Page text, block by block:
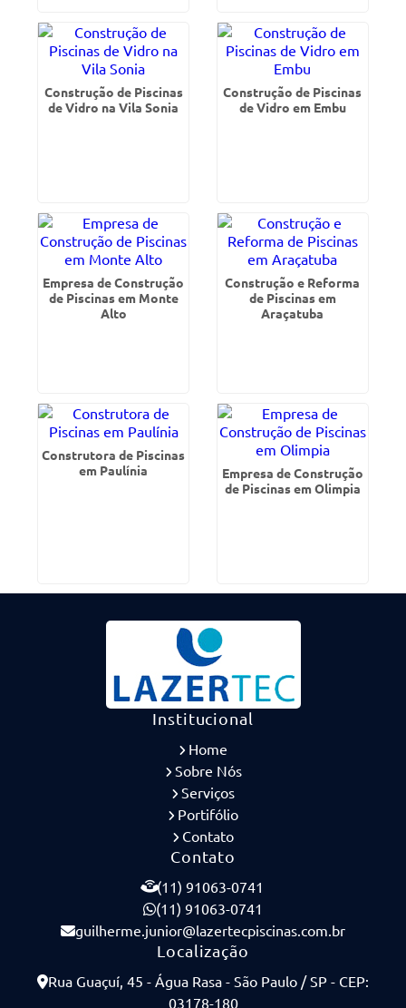
Construção de Piscinas
de Vidro na Vila Sonia
Construção de Piscinas
de Vidro em Embu
Empresa de Construção
de Piscinas em Monte
Alto
Construção e Reforma
de Piscinas em
Araçatuba
Construtora de Piscinas
em Paulínia
Empresa de Construção
de Piscinas em Olimpia
Institucional
Home
Sobre Nós
Serviços
Portifólio
Contato
Contato
(11) 91063-0741
(11) 91063-0741
guilherme.junior@lazertecpiscinas.com.br
Localização
Rua Guaçuí, 45 - Água Rasa - São Paulo / SP - CEP:
03178-180